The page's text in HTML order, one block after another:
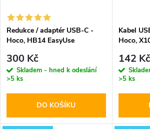
í
p
r
o
d
s
p
r
o
Redukce / adaptér USB-C -
Hoco, HB14 EasyUse
300 Kč
Skladem - hned k odeslání
>5 ks
DO KOŠÍKU
Kabel
Hoco,
142 Kč
>5 ks